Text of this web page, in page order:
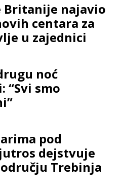
Britanije najavio
centara za
u zajednici
noć
“Svi smo
pod
dejstvuje
Trebinja